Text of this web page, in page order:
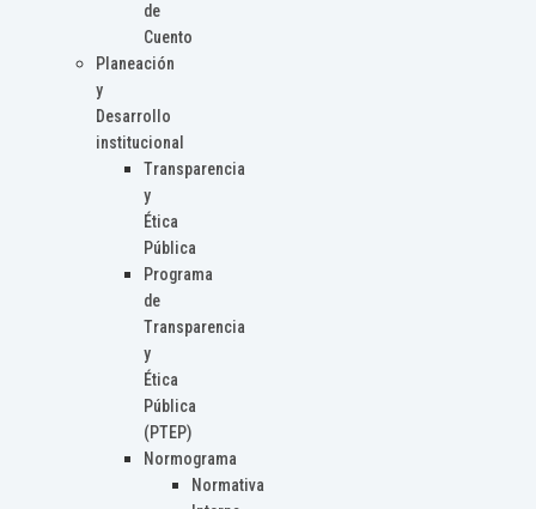
de
Cuento
Planeación
y
Desarrollo
institucional
Transparencia
y
Ética
Pública
Programa
de
Transparencia
y
Ética
Pública
(PTEP)
Normograma
Normativa